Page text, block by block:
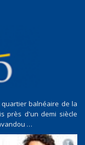
balnéaire de la
près d'un demi siècle
…